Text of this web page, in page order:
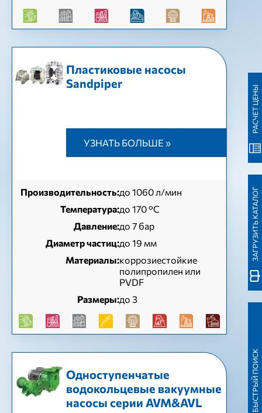
Пластиковые насосы
Sandpiper
УЗНАТЬ БОЛЬШЕ »
Производительность:до 1060 л/мин
Температура:до 170 °C
Давление:до 7 бар
Диаметр частиц:до 19 мм
Материалы:коррозиестойкие
полипропилен или
PVDF
Размеры:до 3
Одноступенчатые
водокольцевые вакуумные
насосы серии AVM&AVL
БЫСТРЫЙ ПОИСК
ЗАГРУЗИТЬ КАТАЛОГ
РАСЧЕТ ЦЕНЫ